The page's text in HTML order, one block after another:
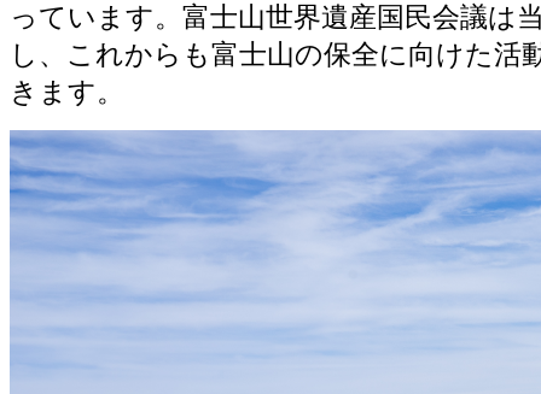
っています。富士山世界遺産国民会議は
し、これからも富士山の保全に向けた活
きます。